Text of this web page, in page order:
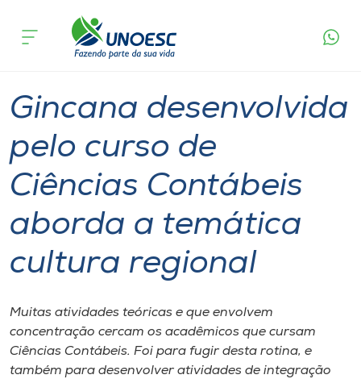
Cursos
Pesquisa
Atendimento ao Estudante
Portal de Ensino
Internacionalização
acontece
Gincana desenvolvida
pelo curso de
Ciências Contábeis
aborda a temática
cultura regional
Muitas atividades teóricas e que envolvem
concentração cercam os acadêmicos que cursam
Ciências Contábeis. Foi para fugir desta rotina, e
também para desenvolver atividades de integração